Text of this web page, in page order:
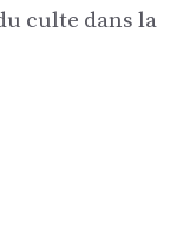
culte dans la